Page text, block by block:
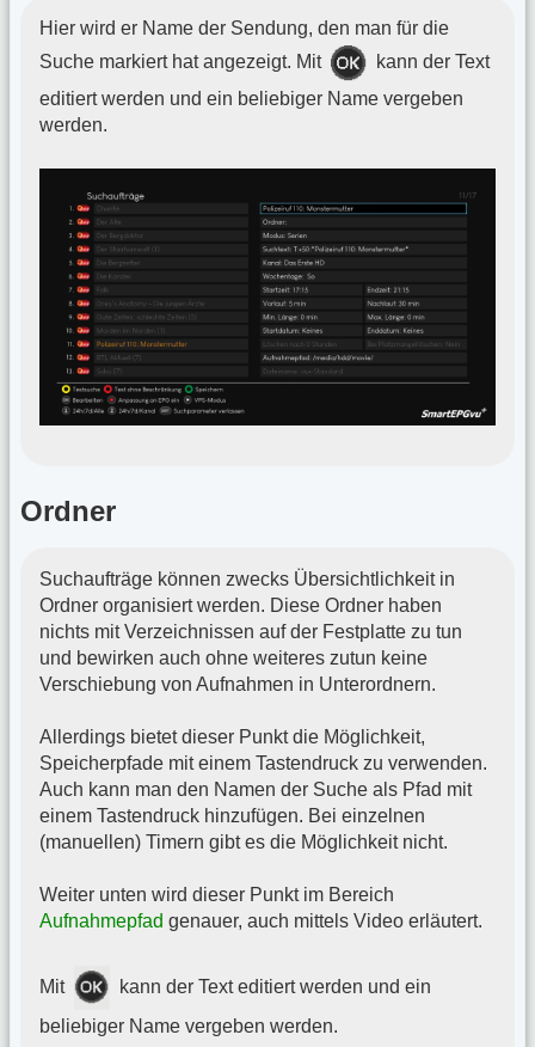
Hier wird er Name der Sendung, den man für die
Suche markiert hat angezeigt. Mit
kann der Text
editiert werden und ein beliebiger Name vergeben
werden.
Ordner
Suchaufträge können zwecks Übersichtlichkeit in
Ordner organisiert werden. Diese Ordner haben
nichts mit Verzeichnissen auf der Festplatte zu tun
und bewirken auch ohne weiteres zutun keine
Verschiebung von Aufnahmen in Unterordnern.
Allerdings bietet dieser Punkt die Möglichkeit,
Speicherpfade mit einem Tastendruck zu verwenden.
Auch kann man den Namen der Suche als Pfad mit
einem Tastendruck hinzufügen. Bei einzelnen
(manuellen) Timern gibt es die Möglichkeit nicht.
Weiter unten wird dieser Punkt im Bereich
Aufnahmepfad genauer, auch mittels Video erläutert.
Mit
kann der Text editiert werden und ein
beliebiger Name vergeben werden.